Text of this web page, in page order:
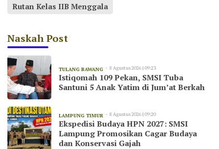
Rutan Kelas IIB Menggala
Naskah Post
TULANG BAWANG 8 Agustus 2026 | 09:23
Istiqomah 109 Pekan, SMSI Tuba
Santuni 5 Anak Yatim di Jum’at Berkah
LAMPUNG TIMUR 8 Agustus 2026 | 09:20
Ekspedisi Budaya HPN 2027: SMSI
Lampung Promosikan Cagar Budaya
dan Konservasi Gajah